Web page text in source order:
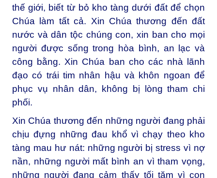
thế giới, biết từ bỏ kho tàng dưới đất để chọn
Chúa làm tất cả. Xin Chúa thương đến đất
nước và dân tộc chúng con, xin ban cho mọi
người được sống trong hòa bình, an lạc và
công bằng. Xin Chúa ban cho các nhà lãnh
đạo có trái tim nhân hậu và khôn ngoan để
phục vụ nhân dân, không bị lòng tham chi
phối.
Xin Chúa thương đến những người đang phải
chịu đựng những đau khổ vì chạy theo kho
tàng mau hư nát: những người bị stress vì nợ
nần, những người mất bình an vì tham vọng,
những người đang cảm thấy tối tăm vì con